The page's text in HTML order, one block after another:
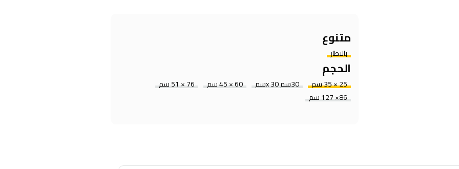
متنوع
بالاطار
الحجم
25 × 35 سم 30سم x 30سم 60 × 45 سم
76 × 51 سم
86× 127 سم